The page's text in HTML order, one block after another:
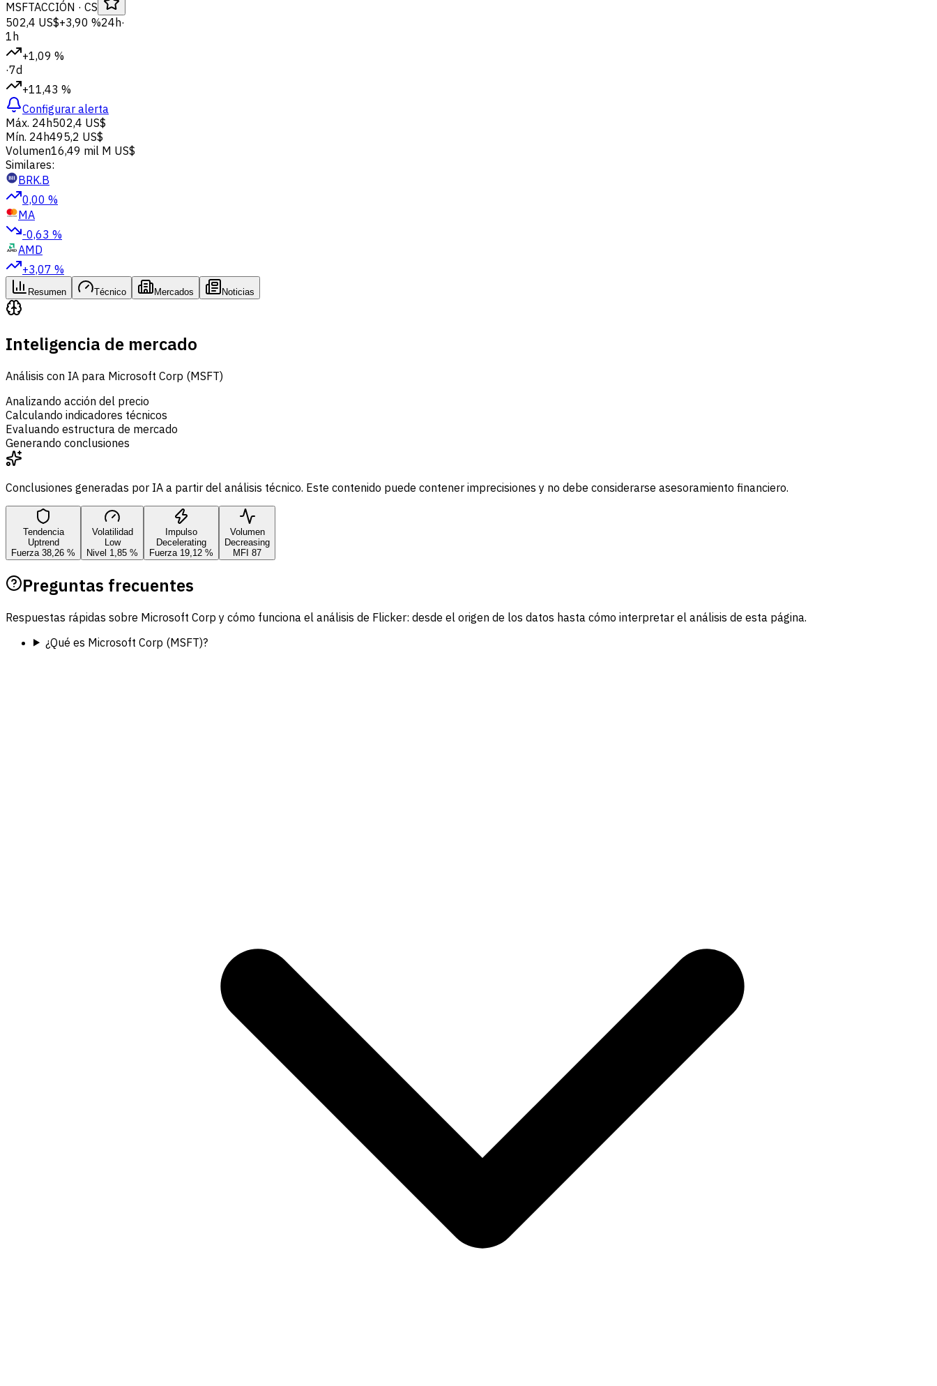
MSFTACCIÓN · CS
502,4 US$+3,90 %24h·
1h
+1,09 %
·7d
+11,43 %
Configurar alerta
Máx. 24h502,4 US$
Mín. 24h495,2 US$
Volumen16,49 mil M US$
Similares:
BRK.B
0,00 %
MA
-0,63 %
AMD
+3,07 %
Resumen Técnico Mercados Noticias
Inteligencia de mercado
Análisis con IA para Microsoft Corp (MSFT)
Analizando acción del precio
Calculando indicadores técnicos
Evaluando estructura de mercado
Generando conclusiones
Conclusiones generadas por IA a partir del análisis técnico. Este contenido puede contener imprecisiones y no debe considerarse asesoramiento financiero.
Tendencia
Uptrend
Fuerza 38,26 %
Volatilidad
Low
Nivel 1,85 %
Impulso
Decelerating
Fuerza 19,12 %
Volumen
Decreasing
MFI 87
Preguntas frecuentes
Respuestas rápidas sobre Microsoft Corp y cómo funciona el análisis de Flicker: desde el origen de los datos hasta cómo interpretar el análisis de esta página.
¿Qué es Microsoft Corp (MSFT)?